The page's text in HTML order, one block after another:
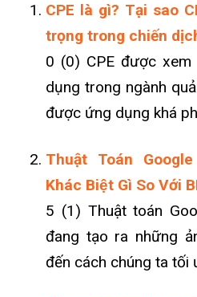
CPE là gì? Tại sao
trọng trong chiến
0 (0) CPE được
dụng trong ngành
được ứng dụng khá
Thuật Toán
Khác Biệt Gì So Với
5 (1) Thuật toán
đang tạo ra những
đến cách chúng ta tối